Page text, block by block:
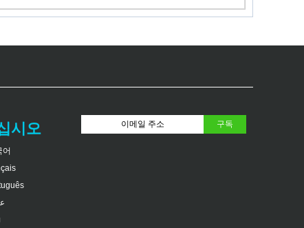
시오
어